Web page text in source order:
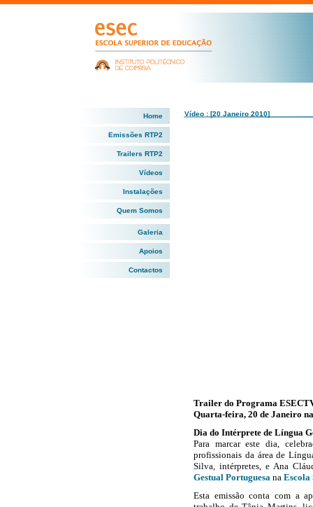
Home
Emissões RTP2
Trailers RTP2
Vídeos
Instalações
Quem Somos
Galeria
Apoios
Contactos
Vídeo : [20 Janeiro 2010]
Trailer do Programa
Quarta-feira, 20 de Janeiro
Dia do Intérprete de Língua
Para marcar este dia,
profissionais da área de
Silva, intérpretes, e Ana
Gestual Portuguesa na Escola
Esta emissão conta com a